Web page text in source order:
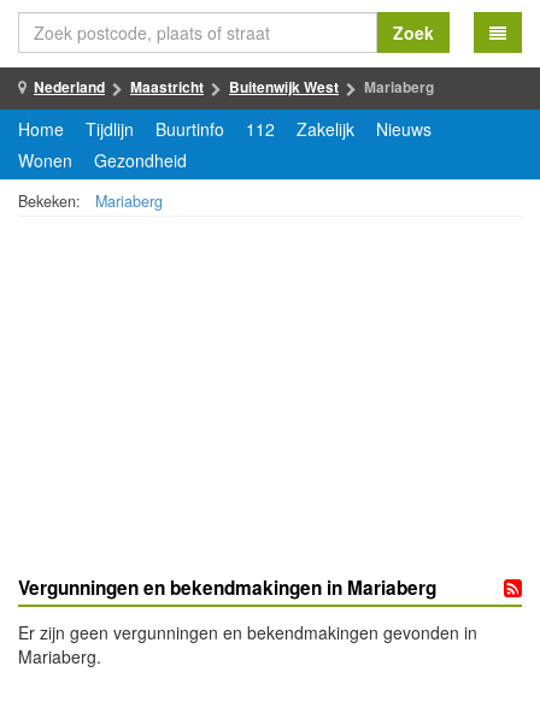
Zoek
Nederland Maastricht Buitenwijk West Mariaberg
Home Tijdlijn Buurtinfo 112 Zakelijk
Nieuws
Wonen
Gezondheid
Bekeken: Mariaberg
Vergunningen en bekendmakingen in Mariaberg
Er zijn geen vergunningen en bekendmakingen gevonden in
Mariaberg.